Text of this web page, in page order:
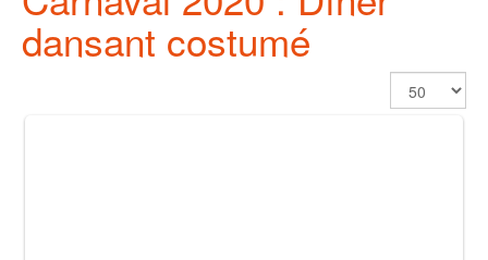
dansant costumé